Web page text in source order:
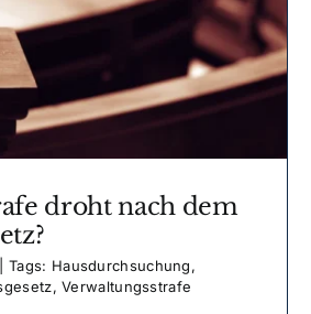
droht nach dem
Tags: Hausdurchsuchung,
,Verwaltungsstrafe